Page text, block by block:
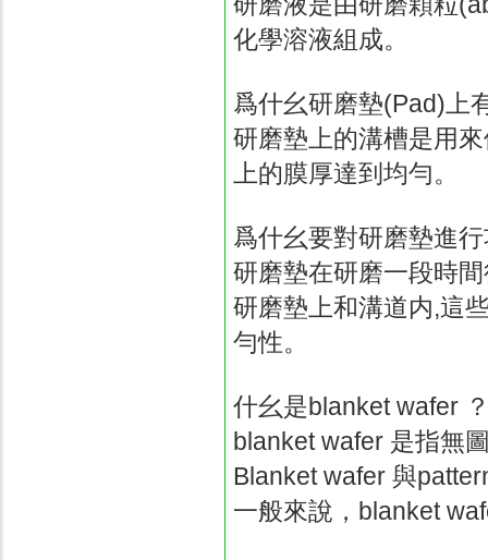
化學溶液組成。
爲什幺研磨墊(Pad) 上
研磨墊上的溝槽是用
上的膜厚達到均勻。
爲什幺要對研磨墊進
研磨墊在研磨一段時
研磨墊上和溝道内,這
勻性。
什幺是blanket wafer
blanket wafer 是指無
Blanket wafer 與
一般來說， blanket